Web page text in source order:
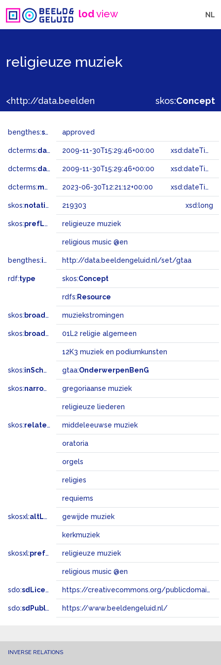
lodview NL
religieuze muziek
skos:Concept
bengthes:status approved
dcterms:dateAccepted 2009-11-30T15:29:46+00:00 xsd:dateTime
dcterms:dateSubmitted 2009-11-30T15:29:46+00:00 xsd:dateTime
dcterms:modified 2023-06-30T12:21:12+00:00 xsd:dateTime
skos:notation 219303 xsd:long
skos:prefLabel religieuze muziek
religious music @en
bengthes:inSet http://data.beeldengeluid.nl/set/gtaa
rdf:type skos:Concept
rdfs: Resource
skos: broader muziekstromingen
skos: broadMatch 01L2 religie algemeen
12K3 muziek en podiumkunsten
skos:inScheme gtaa:OnderwerpenBenG
skos:narrower gregoriaanse muziek
religieuze liederen
skos:related middeleeuwse muziek
oratoria
orgels
religies
requiems
skosxl:altLabel gewijde muziek
kerkmuziek
skosxl:prefLabel religieuze muziek
religious music @en
sdo:sdLicense https://creativecommons.org/publicdomain/zero/1.0/
sdo:sdPublisher https://www.beeldengeluid.nl/
INVERSE RELATIONS